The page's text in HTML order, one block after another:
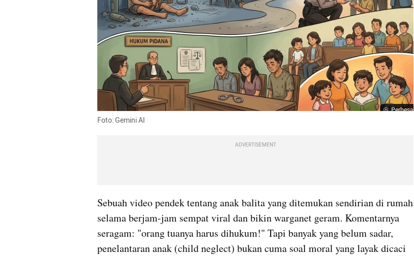
Perbesar
Foto: Gemini AI
ADVERTISEMENT
Sebuah video pendek tentang anak balita yang ditemukan sendirian di rumah
selama berjam-jam sempat viral dan bikin warganet geram. Komentarnya
seragam: "orang tuanya harus dihukum!" Tapi banyak yang belum sadar,
penelantaran anak (child neglect) bukan cuma soal moral yang layak dicaci